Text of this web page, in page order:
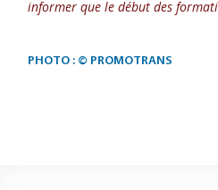
informer que le début des
PHOTO : © PROMOTRANS